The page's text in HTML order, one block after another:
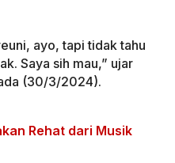
ayo, tapi tidak tahu
Saya sih mau,” ujar
(30/3/2024).
Rehat dari Musik